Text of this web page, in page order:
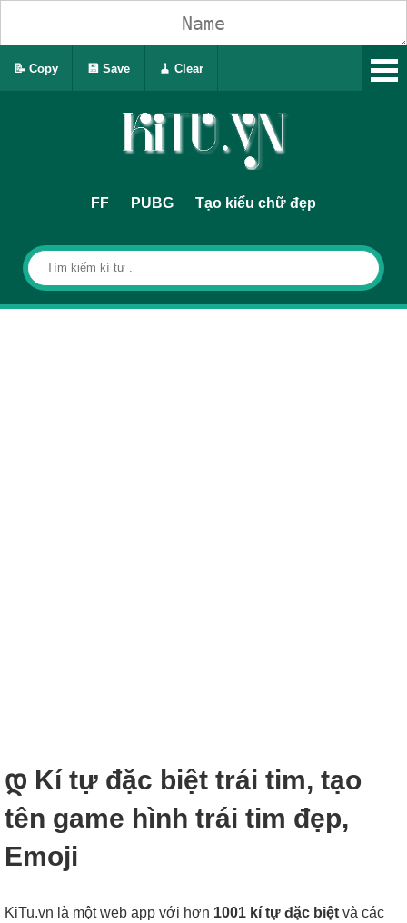
FF PUBG Tạo kiểu chữ đẹp
დ Kí tự đặc biệt trái tim, tạo
tên game hình trái tim đẹp,
Emoji
KiTu.vn là một web app với hơn 1001 kí tự đặc biệt và các
📝 Copy 💾 Save 🧹 Clear